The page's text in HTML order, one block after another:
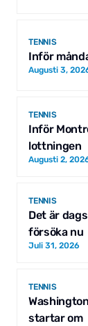
TENNIS
Inför
Augusti 3,
TENNIS
Inför
lottningen
Augusti 2,
TENNIS
Det är
försöka nu
Juli 31, 2026
TENNIS
startar om